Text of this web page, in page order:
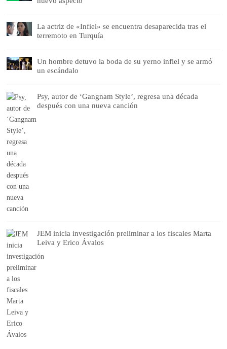
La actriz de «Infiel» se encuentra desaparecida tras el
terremoto en Turquía
Un hombre detuvo la boda de su yerno infiel y se armó
un escándalo
Psy, autor de ‘Gangnam Style’, regresa una década
después con una nueva canción
JEM inicia investigación preliminar a los fiscales Marta
Leiva y Erico Ávalos